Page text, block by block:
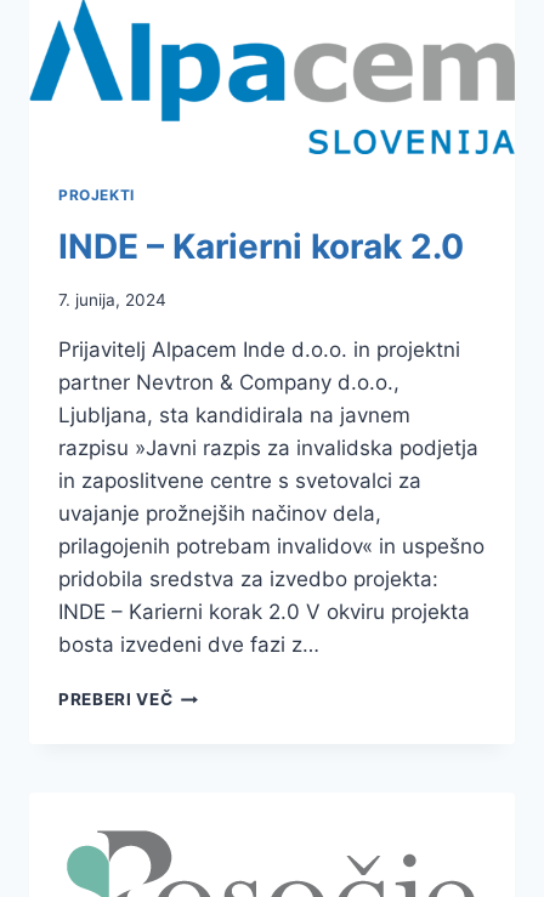
OBLIKOVANJU
UVELJAVLJANJU
STRATEGIJ
ZA
UČINKOVITO
TER
KREPITVI
NJIHOVIH
(ASI+)
PROJEKTI
INDE – Karierni korak 2.0
7. junija, 2024
Prijavitelj Alpacem Inde d.o.o. in projektni
partner Nevtron & Company d.o.o.,
Ljubljana, sta kandidirala na javnem
razpisu »Javni razpis za invalidska podjetja
in zaposlitvene centre s svetovalci za
uvajanje prožnejših načinov dela,
prilagojenih potrebam invalidov« in uspešno
pridobila sredstva za izvedbo projekta:
INDE – Karierni korak 2.0 V okviru projekta
bosta izvedeni dve fazi z…
PREBERI VEČINDE